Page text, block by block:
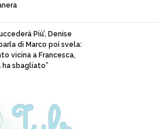
Più’, Denise
di Marco poi svela:
vicina a Francesca,
ha sbagliato”